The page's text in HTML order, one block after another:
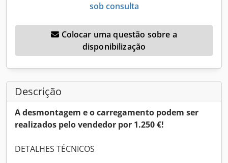
sob consulta
disponibilização
Descrição
A desmontagem e o carregamento podem ser
realizados pelo vendedor por 1.250 €!
DETALHES TÉCNICOS